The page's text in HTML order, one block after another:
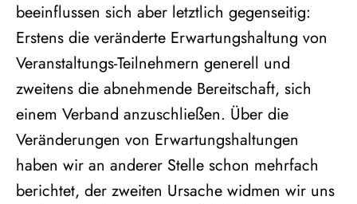
beeinflussen sich aber letztlich gegenseitig:
Erstens die veränderte Erwartungshaltung von
Veranstaltungs-Teilnehmern generell und
zweitens die abnehmende Bereitschaft, sich
einem Verband anzuschließen. Über die
Veränderungen von Erwartungshaltungen
haben wir an anderer Stelle schon mehrfach
berichtet, der zweiten Ursache widmen wir uns